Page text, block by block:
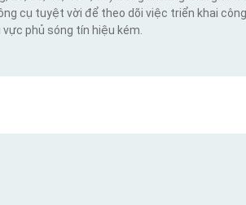
cụ tuyệt vời để theo dõi việc triển khai
phủ sóng tín hiệu kém.